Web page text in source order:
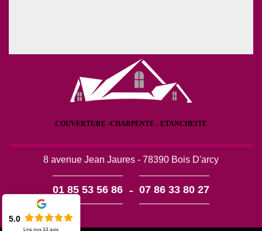
COUVERTURE -CHARPENTE - ETANCHEITE
8 avenue Jean Jaures - 78390 Bois D'arcy
01 85 53 56 86 - 07 86 33 80 27
5.0
Lire nos33 avis